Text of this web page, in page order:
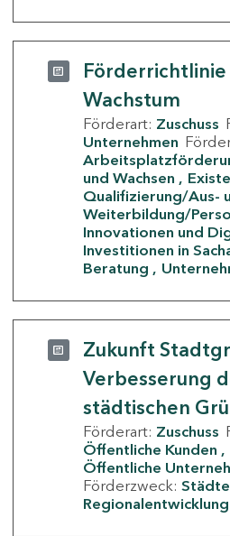
Förderrichtlinie
Wachstum
Förderart: Zuschuss
Unternehmen
und Wachsen
Qualifizierung/Aus-
Weiterbildung/
Innovationen und
Investitionen in
Beratung
Zukunft
Verbesserung
städtischen
Förderart: Zuschuss
Öffentliche Kunden
Öffentliche
Förderzweck:
Regionalentwicklung